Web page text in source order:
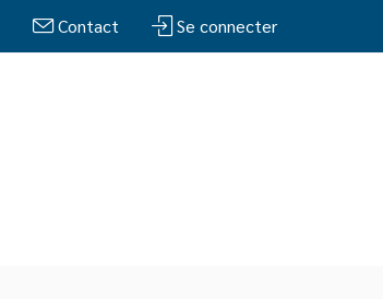
Contact Se connecter